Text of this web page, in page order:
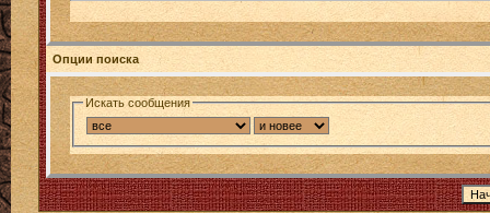
Опции поиска
Искать сообщения